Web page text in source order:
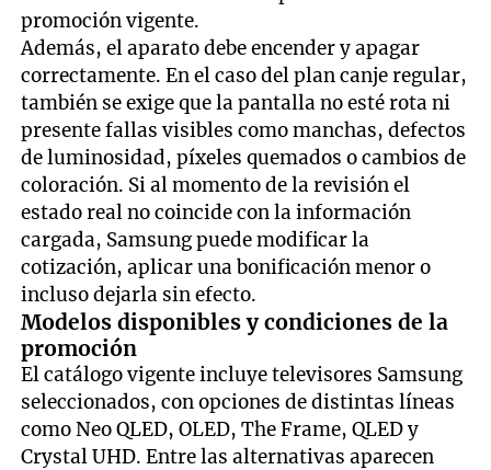
promoción vigente.
Además, el aparato debe encender y apagar
correctamente. En el caso del plan canje regular,
también se exige que la pantalla no esté rota ni
presente fallas visibles como manchas, defectos
de luminosidad, píxeles quemados o cambios de
coloración. Si al momento de la revisión el
estado real no coincide con la información
cargada, Samsung puede modificar la
cotización, aplicar una bonificación menor o
incluso dejarla sin efecto.
Modelos disponibles y condiciones de la
promoción
El catálogo vigente incluye televisores Samsung
seleccionados, con opciones de distintas líneas
como Neo QLED, OLED, The Frame, QLED y
Crystal UHD. Entre las alternativas aparecen